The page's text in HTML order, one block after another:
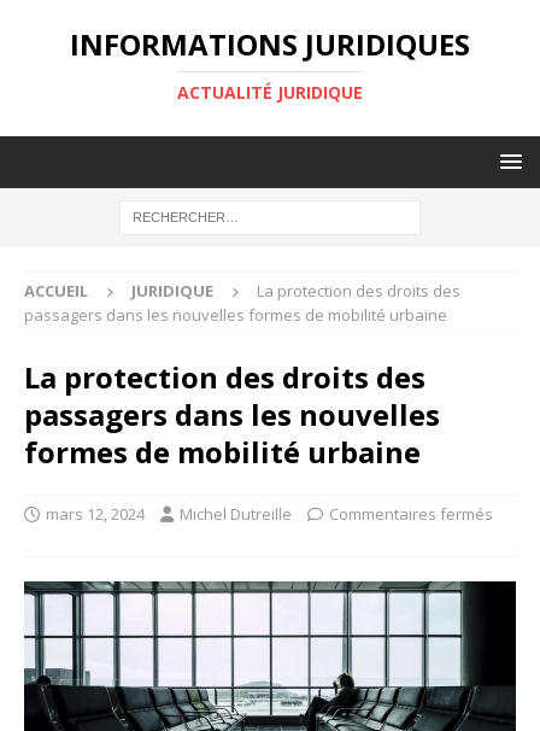
INFORMATIONS JURIDIQUES
ACTUALITÉ JURIDIQUE
ACCUEIL JURIDIQUE
La protection des droits des
passagers dans les nouvelles formes de mobilité urbaine
La protection des droits des
passagers dans les nouvelles
formes de mobilité urbaine
mars 12, 2024 Michel Dutreille Commentaires fermés